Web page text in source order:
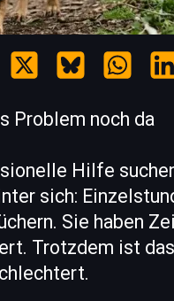
Problem noch da
Hilfe
sich:
Sie haben
Trotzdem ist